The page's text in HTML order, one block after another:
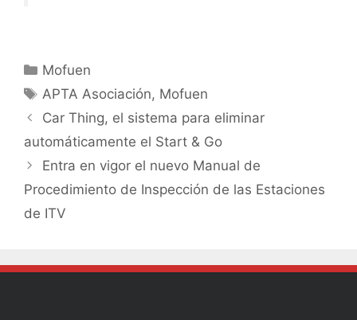
Mofuen
APTA Asociación, Mofuen
Car Thing, el sistema para eliminar
automáticamente el Start & Go
Entra en vigor el nuevo Manual de
Procedimiento de Inspección de las Estaciones
de ITV